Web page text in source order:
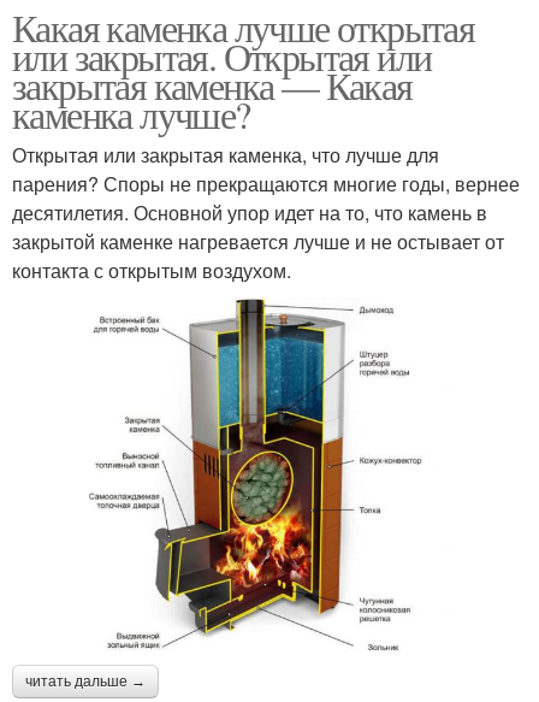
Какая каменка лучше открытая
или закрытая. Открытая или
закрытая каменка — Какая
каменка лучше?
Открытая или закрытая каменка, что лучше для
парения? Споры не прекращаются многие годы, вернее
десятилетия. Основной упор идет на то, что камень в
закрытой каменке нагревается лучше и не остывает от
контакта с открытым воздухом.
читать дальше →